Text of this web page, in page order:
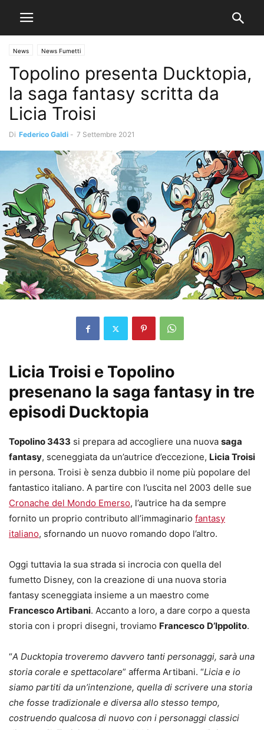
News News Fumetti
Topolino presenta Ducktopia,
la saga fantasy scritta da
Licia Troisi
Di Federico Galdi - 7 Settembre 2021
Licia Troisi e Topolino
presenano la saga fantasy in tre
episodi Ducktopia
Topolino 3433 si prepara ad accogliere una nuova saga
fantasy, sceneggiata da un’autrice d’eccezione, Licia Troisi
in persona. Troisi è senza dubbio il nome più popolare del
fantastico italiano. A partire con l’uscita nel 2003 delle sue
Cronache del Mondo Emerso, l’autrice ha da sempre
fornito un proprio contributo all’immaginario fantasy
italiano, sfornando un nuovo romando dopo l’altro.
Oggi tuttavia la sua strada si incrocia con quella del
fumetto Disney, con la creazione di una nuova storia
fantasy sceneggiata insieme a un maestro come
Francesco Artibani. Accanto a loro, a dare corpo a questa
storia con i propri disegni, troviamo Francesco D’Ippolito.
“A Ducktopia troveremo davvero tanti personaggi, sarà una
storia corale e spettacolare” afferma Artibani. “Licia e io
siamo partiti da un’intenzione, quella di scrivere una storia
che fosse tradizionale e diversa allo stesso tempo,
costruendo qualcosa di nuovo con i personaggi classici